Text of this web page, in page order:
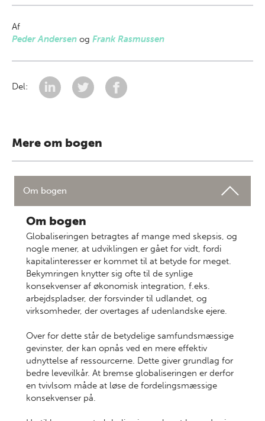
Af
Peder Andersen og Frank Rasmussen
Del:
Mere om bogen
Om bogen
Om bogen
Globaliseringen betragtes af mange med skepsis, og
nogle mener, at udviklingen er gået for vidt, fordi
kapitalinteresser er kommet til at betyde for meget.
Bekymringen knytter sig ofte til de synlige
konsekvenser af økonomisk integration, f.eks.
arbejdspladser, der forsvinder til udlandet, og
virksomheder, der overtages af udenlandske ejere.
Over for dette står de betydelige samfundsmæssige
gevinster, der kan opnås ved en mere effektiv
udnyttelse af ressourcerne. Dette giver grundlag for
bedre levevilkår. At bremse globaliseringen er derfor
en tvivlsom måde at løse de fordelingsmæssige
konsekvenser på.